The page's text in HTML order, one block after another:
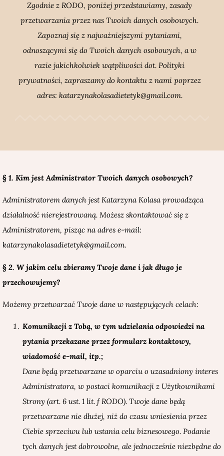
Zgodnie z RODO, poniżej przedstawiamy, zasady
przetwarzania przez nas Twoich danych osobowych.
Zapoznaj się z najważniejszymi pytaniami,
odnoszącymi się do Twoich danych osobowych, a w
razie jakichkolwiek wątpliwości dot. Polityki
prywatności, zapraszamy do kontaktu z nami poprzez
adres: katarzynakolasadietetyk@gmail.com.
§ 1. Kim jest Administrator Twoich danych osobowych?
Administratorem danych jest Katarzyna Kolasa prowadząca
działalność nierejestrowaną. Możesz skontaktować się z
Administratorem, pisząc na adres e-mail:
katarzynakolasadietetyk@gmail.com.
§ 2. W jakim celu zbieramy Twoje dane i jak długo je
przechowujemy?
Możemy przetwarzać Twoje dane w następujących celach:
Komunikacji z Tobą, w tym udzielania odpowiedzi na
pytania przekazane przez formularz kontaktowy,
wiadomość e-mail, itp.;
Dane będą przetwarzane w oparciu o uzasadniony interes
Administratora, w postaci komunikacji z Użytkownikami
Strony (art. 6 ust. 1 lit. f RODO). Twoje dane będą
przetwarzane nie dłużej, niż do czasu wniesienia przez
Ciebie sprzeciwu lub ustania celu biznesowego. Podanie
tych danych jest dobrowolne, ale jednocześnie niezbędne do